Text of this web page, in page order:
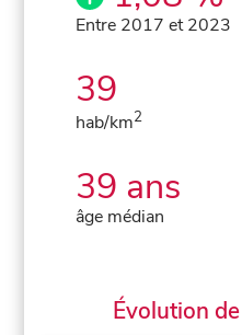
Entre 2017 et 2023
39
hab/km2
39 ans
âge médian
Évolution